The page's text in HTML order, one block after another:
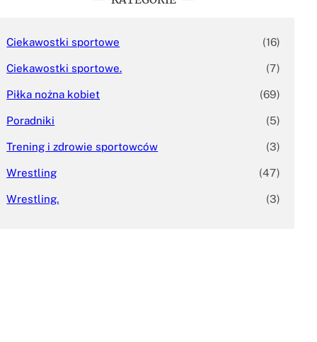
Ciekawostki sportowe (16)
Ciekawostki sportowe. (7)
Piłka nożna kobiet (69)
Poradniki (5)
Trening i zdrowie sportowców (3)
Wrestling (47)
Wrestling. (3)